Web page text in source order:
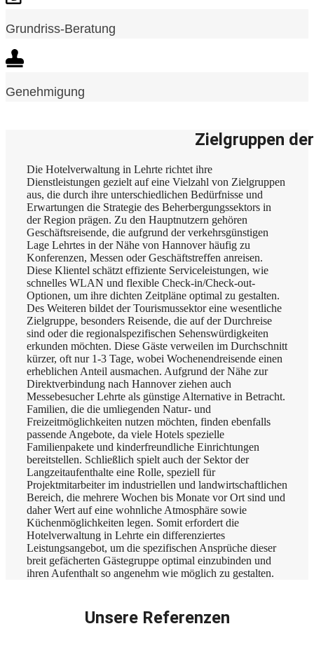
Grundriss-Beratung
Genehmigung
Zielgruppen
Die Hotelverwaltung in Lehrte richtet ihre
Dienstleistungen gezielt auf eine Vielzahl von Zielgruppen
aus, die durch ihre unterschiedlichen Bedürfnisse und
Erwartungen die Strategie des Beherbergungssektors in
der Region prägen. Zu den Hauptnutzern gehören
Geschäftsreisende, die aufgrund der verkehrsgünstigen
Lage Lehrtes in der Nähe von Hannover häufig zu
Konferenzen, Messen oder Geschäftstreffen anreisen.
Diese Klientel schätzt effiziente Serviceleistungen, wie
schnelles WLAN und flexible Check-in/Check-out-
Optionen, um ihre dichten Zeitpläne optimal zu gestalten.
Des Weiteren bildet der Tourismussektor eine wesentliche
Zielgruppe, besonders Reisende, die auf der Durchreise
sind oder die regionalspezifischen Sehenswürdigkeiten
erkunden möchten. Diese Gäste verweilen im Durchschnitt
kürzer, oft nur 1-3 Tage, wobei Wochenendreisende einen
erheblichen Anteil ausmachen. Aufgrund der Nähe zur
Direktverbindung nach Hannover ziehen auch
Messebesucher Lehrte als günstige Alternative in Betracht.
Familien, die die umliegenden Natur- und
Freizeitmöglichkeiten nutzen möchten, finden ebenfalls
passende Angebote, da viele Hotels spezielle
Familienpakete und kinderfreundliche Einrichtungen
bereitstellen. Schließlich spielt auch der Sektor der
Langzeitaufenthalte eine Rolle, speziell für
Projektmitarbeiter im industriellen und landwirtschaftlichen
Bereich, die mehrere Wochen bis Monate vor Ort sind und
daher Wert auf eine wohnliche Atmosphäre sowie
Küchenmöglichkeiten legen. Somit erfordert die
Hotelverwaltung in Lehrte ein differenziertes
Leistungsangebot, um die spezifischen Ansprüche dieser
breit gefächerten Gästegruppe optimal einzubinden und
ihren Aufenthalt so angenehm wie möglich zu gestalten.
Unsere Referenzen